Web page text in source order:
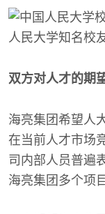
双方对人才的期
海亮集团希望人
在当前人才市场
司内部人员普遍
海亮集团多个项